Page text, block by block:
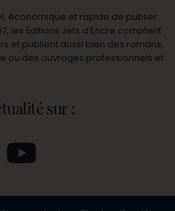
économique et rapide de publier
les Éditions Jets d’Encre comptent
et publient aussi bien des romans,
ou des ouvrages professionnels et
sur :